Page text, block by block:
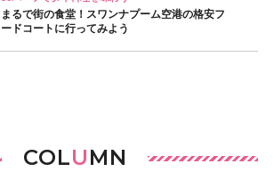
まるで街の食堂！スワンナプーム空港の格安フ
ードコートに行ってみよう
COLUMN